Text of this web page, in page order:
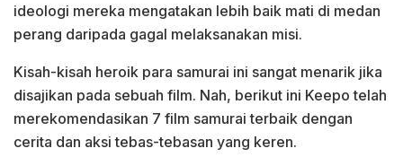
ideologi mereka mengatakan lebih baik mati di medan
perang daripada gagal melaksanakan misi.
Kisah-kisah heroik para samurai ini sangat menarik jika
disajikan pada sebuah film. Nah, berikut ini Keepo telah
merekomendasikan 7 film samurai terbaik dengan
cerita dan aksi tebas-tebasan yang keren.